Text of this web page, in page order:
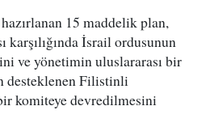
15 maddelik plan,
karşılığında İsrail ordusunun
ve yönetimin uluslararası bir
desteklenen Filistinli
komiteye devredilmesini